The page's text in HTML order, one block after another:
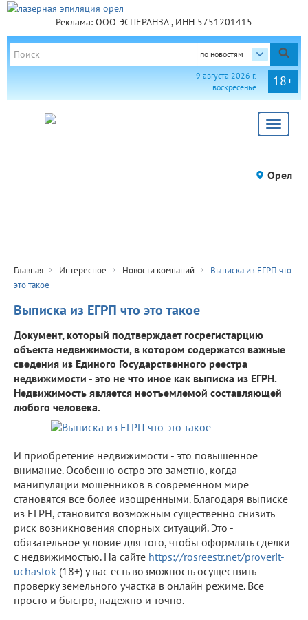
Реклама: ООО ЭСПЕРАНЗА , ИНН 5751201415
по новостям
18+
9 августа 2026 г.
воскресенье
Toggle
Орел
Главная Интересное Новости компаний
Выписка из ЕГРП что
это такое
Выписка из ЕГРП что это такое
Документ, который подтверждает госрегистарцию
объекта недвижимости, в котором содержатся важные
сведения из Единого Государственного реестра
недвижимости - это не что иное как выписка из ЕГРН.
Недвижимость является неотъемлемой составляющей
любого человека.
И приобретение недвижимости - это повышенное
внимание. Особенно остро это заметно, когда
манипуляции мошенников в современном мире
становятся все более изощренными. Благодаря выписке
из ЕГРН, становится возможным существенно снизить
риск возникновения спорных ситуаций. Это -
обязательное условие для того, чтобы оформлять сделки
с недвижимостью. На сайте https://rosreestr.net/proverit-
uchastok (18+) у вас есть возможность осуществить
проверку земельного участка в онлайн режиме. Все
просто и быстро, надежно и точно.